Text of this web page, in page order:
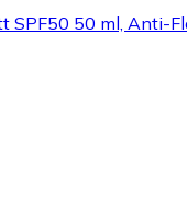
SPF50 50 ml, Anti-